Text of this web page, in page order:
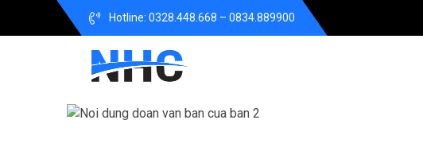
Hotline: 0328.448.668 – 0834.889900